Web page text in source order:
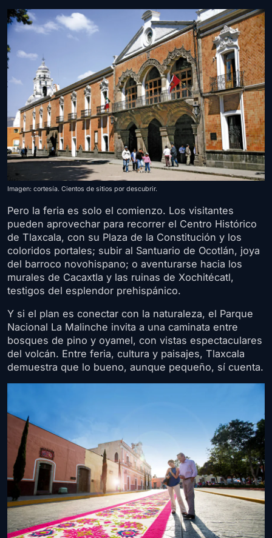
Imagen: cortesía. Cientos de sitios por descubrir.
Pero la feria es solo el comienzo. Los visitantes
pueden aprovechar para recorrer el Centro Histórico
de Tlaxcala, con su Plaza de la Constitución y los
coloridos portales; subir al Santuario de Ocotlán, joya
del barroco novohispano; o aventurarse hacia los
murales de Cacaxtla y las ruinas de Xochitécatl,
testigos del esplendor prehispánico.
Y si el plan es conectar con la naturaleza, el Parque
Nacional La Malinche invita a una caminata entre
bosques de pino y oyamel, con vistas espectaculares
del volcán. Entre feria, cultura y paisajes, Tlaxcala
demuestra que lo bueno, aunque pequeño, sí cuenta.